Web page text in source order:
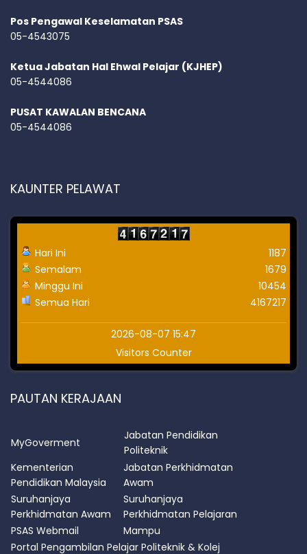
Pos Pengawal Keselamatan PSAS
05-4543075
Ketua Jabatan Hal Ehwal Pelajar (KJHEP)
05-4544086
PUSAT KAWALAN BENCANA
05-4544086
KAUNTER PELAWAT
Hari Ini
Semalam
Minggu Ini
Semua Hari
1187
1679
10454
4167217
2026-08-07 15:47
Visitors Counter
PAUTAN KERAJAAN
MyGoverment
Jabatan Pendidikan
Politeknik
Kementerian
Pendidikan Malaysia
Jabatan Perkhidmatan
Awam
Suruhanjaya
Perkhidmatan Awam
Suruhanjaya
Perkhidmatan Pelajaran
PSAS Webmail
Mampu
Portal Pengambilan Pelajar Politeknik & Kolej